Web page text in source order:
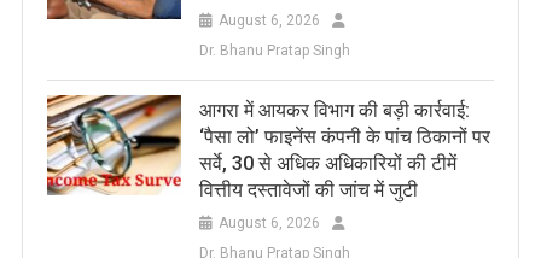
August 6, 2026
Dr. Bhanu Pratap Singh
आगरा में आयकर विभाग की बड़ी कार्रवाई:
‘पैसा लो’ फाइनेंस कंपनी के पांच ठिकानों पर
सर्वे, 30 से अधिक अधिकारियों की टीमें
वित्तीय दस्तावेजों की जांच में जुटी
August 6, 2026
Dr. Bhanu Pratap Singh